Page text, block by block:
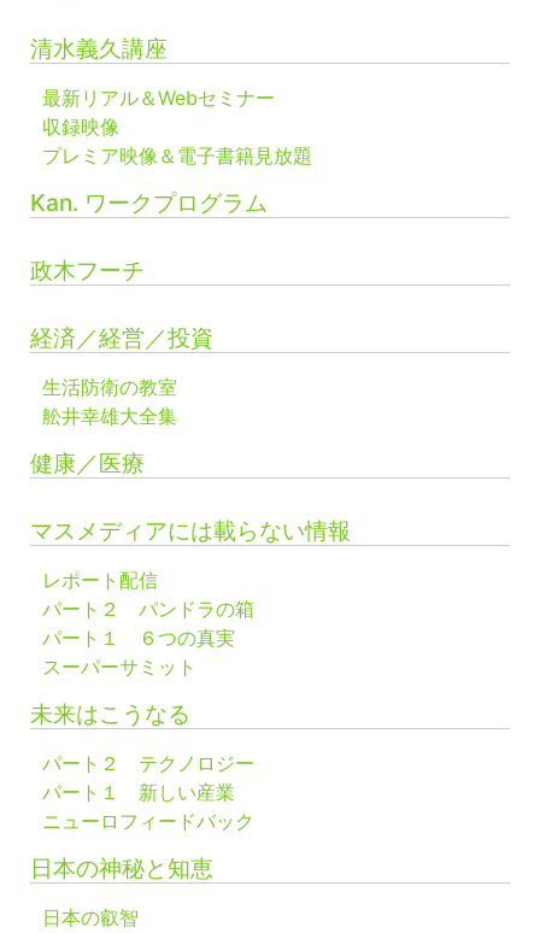
清水義久講座
最新リアル＆Webセミナー
収録映像
プレミア映像＆電子書籍見放題
Kan. ワークプログラム
政木フーチ
経済／経営／投資
生活防衛の教室
舩井幸雄大全集
健康／医療
マスメディアには載らない情報
レポート配信
パート２ パンドラの箱
パート１ ６つの真実
スーパーサミット
未来はこうなる
パート２ テクノロジー
パート１ 新しい産業
ニューロフィードバック
日本の神秘と知恵
日本の叡智